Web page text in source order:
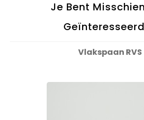
Je Bent
Vlakspaan RVS